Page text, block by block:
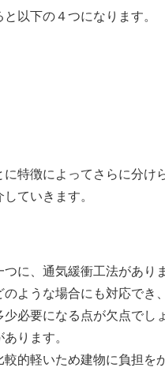
以下の４つになります。
特徴によってさらに分け
ていきます。
に、通気緩衝工法がありま
ような場合にも対応でき
必要になる点が欠点でしょ
ります。
的軽いため建物に負担を